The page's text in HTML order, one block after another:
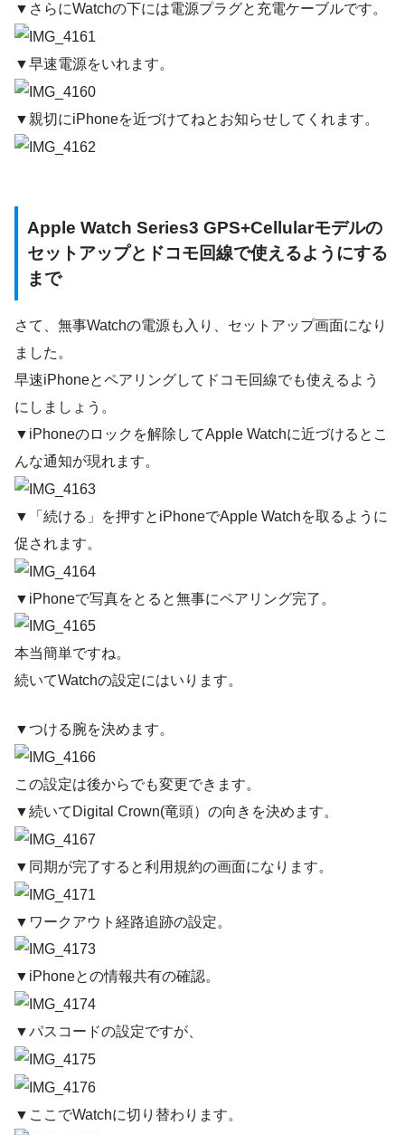
▼さらにWatchの下には電源プラグと充電ケーブルです。
▼早速電源をいれます。
▼親切にiPhoneを近づけてねとお知らせしてくれます。
Apple Watch Series3 GPS+Cellularモデルの
セットアップとドコモ回線で使えるようにする
まで
さて、無事Watchの電源も入り、セットアップ画面になり
ました。
早速iPhoneとペアリングしてドコモ回線でも使えるよう
にしましょう。
▼iPhoneのロックを解除してApple Watchに近づけるとこ
んな通知が現れます。
▼「続ける」を押すとiPhoneでApple Watchを取るように
促されます。
▼iPhoneで写真をとると無事にペアリング完了。
本当簡単ですね。
続いてWatchの設定にはいります。
▼つける腕を決めます。
この設定は後からでも変更できます。
▼続いてDigital Crown(竜頭）の向きを決めます。
▼同期が完了すると利用規約の画面になります。
▼ワークアウト経路追跡の設定。
▼iPhoneとの情報共有の確認。
▼パスコードの設定ですが、
▼ここでWatchに切り替わります。